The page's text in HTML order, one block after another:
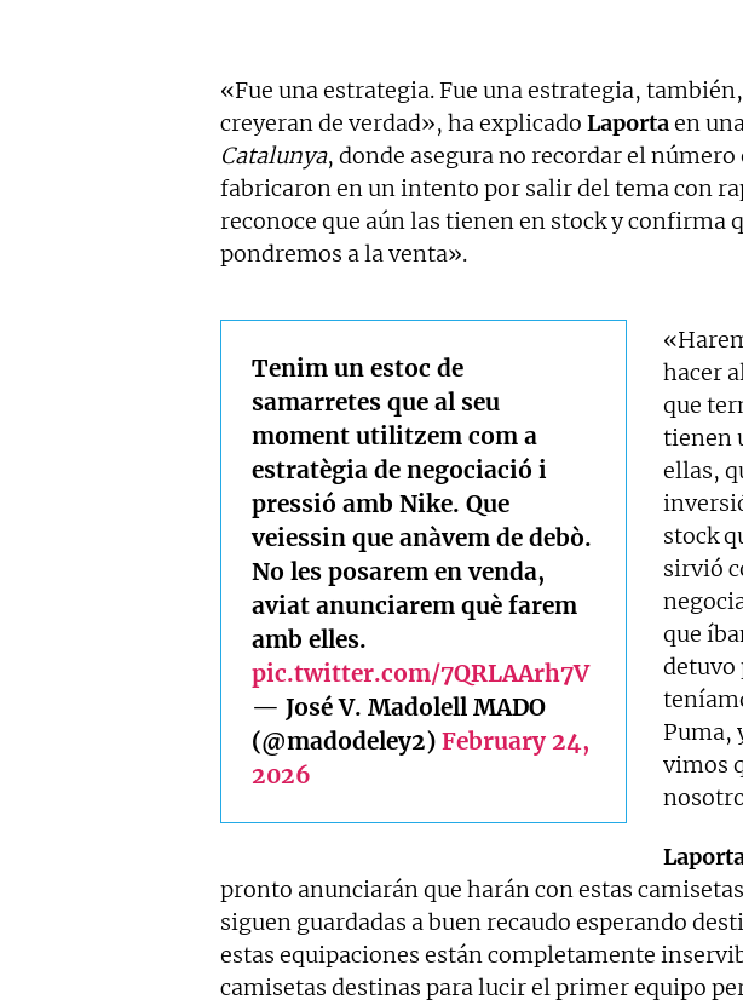
«Fue una estrategia. Fue una estrategia,
creyeran de verdad», ha explicado Laportaen
Catalunya, donde asegura no recordar el número
fabricaron en un intento por salir del tema con
reconoce que aún las tienen en stock y confirma
pondremos a la venta».
Tenim un estoc de
samarretes que al seu
moment utilitzem com a
estratègia de negociació i
pressió amb Nike. Que
veiessin que anàvem de debò.
No les posarem en venda,
aviat anunciarem què farem
amb elles.
pic.twitter.com/7QRLAArh7V
— José V. Madolell MADO
(@madodeley2) February 24,
2026
hacer
que
tienen
ellas,
stock
sirvió
que
detuvo
Puma,
vimos
pronto anunciarán que harán con estas
siguen guardadas a buen recaudo esperando
estas equipaciones están completamente
camisetas destinas para lucir el primer equipo